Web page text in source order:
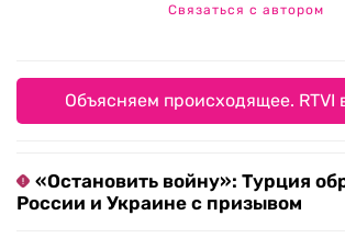
Связаться с автором
Объясняем происходящее. RTVI
«Остановить войну»: Турция
России и Украине с призывом